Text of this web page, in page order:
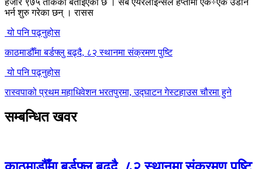
हजार ९७५ तोकेको बताइएको छ । सबै एयरलाइन्सले हप्तामा एक÷एक उडान
भर्न शुरु गरेका छन् । रासस
यो पनि पढ्नुहोस
काठमाडौँमा बर्डफ्लु बढ्दै, ८२ स्थानमा संक्रमण पुष्टि
यो पनि पढ्नुहोस
रास्वपाको प्रथम महाधिवेशन भरतपुरमा, उद्घाटन गेस्टहाउस चौरमा हुने
सम्बन्धित खवर